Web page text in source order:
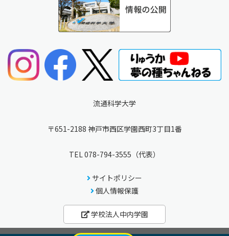
流通科学大学
〒651-2188 神戸市西区学園西町3丁目1番
TEL078-794-3555 （代表）
サイトポリシー
個人情報保護
学校法人中内学園